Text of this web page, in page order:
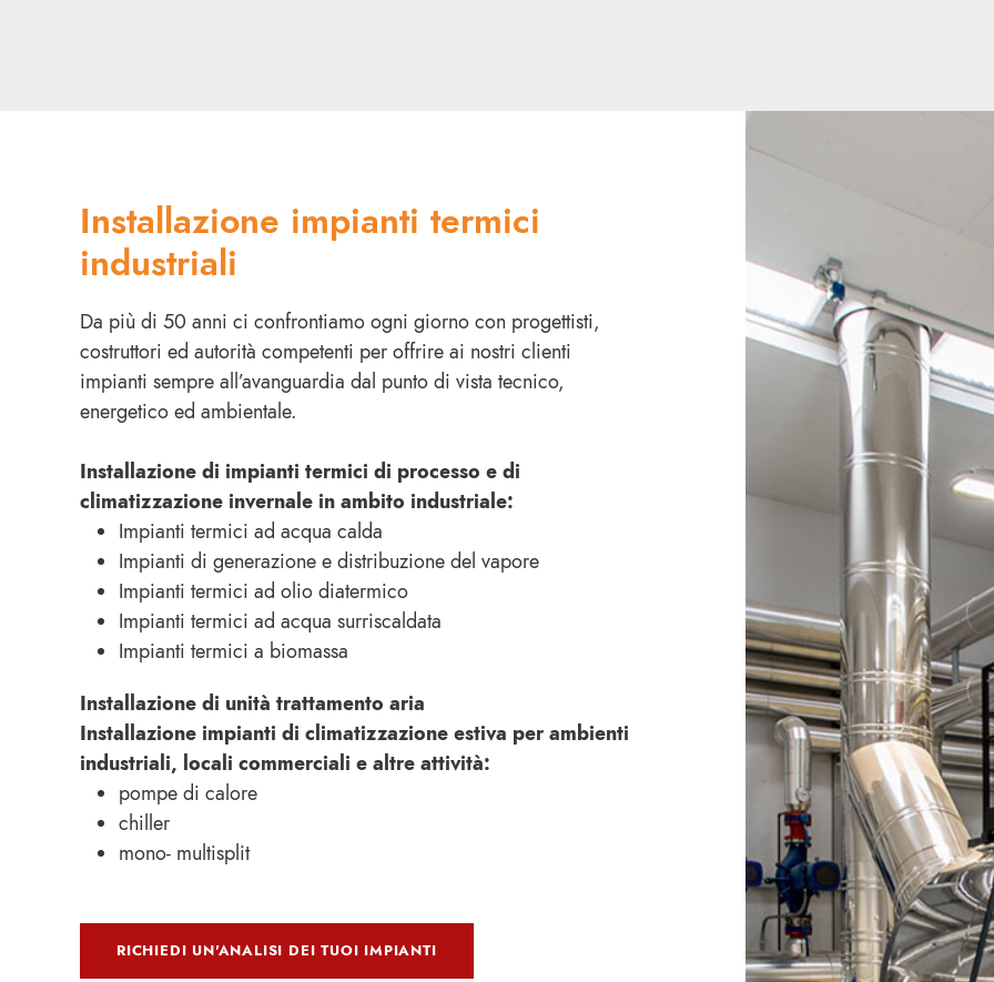
Installazione impianti termici
industriali
Da più di 50 anni ci confrontiamo ogni giorno con progettisti,
costruttori ed autorità competenti per offrire ai nostri clienti
impianti sempre all’avanguardia dal punto di vista tecnico,
energetico ed ambientale.
Installazione di impianti termici di processo e di
climatizzazione invernale in ambito industriale:
Impianti termici ad acqua calda
Impianti di generazione e distribuzione del vapore
Impianti termici ad olio diatermico
Impianti termici ad acqua surriscaldata
Impianti termici a biomassa
Installazione di unità trattamento aria
Installazione impianti di climatizzazione estiva per ambienti
industriali, locali commerciali e altre attività:
pompe di calore
chiller
mono- multisplit
RICHIEDI UN'ANALISI DEI TUOI IMPIANTI